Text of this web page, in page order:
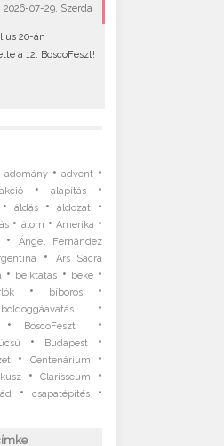
2026-07-29, Szerda
20-án
a 12. BoscoFeszt!
adomány •advent •
akció• alapítás•
•áldás •áldozat •
• álom • Amerika •
Ángel Fernández
•
Ars Sacra
• beiktatás • béke•
• bíboros •
boldoggáavatás•
• BoscoFeszt •
• Budapest •
• Centenárium •
•Clarisseum •
•csapatépítés •